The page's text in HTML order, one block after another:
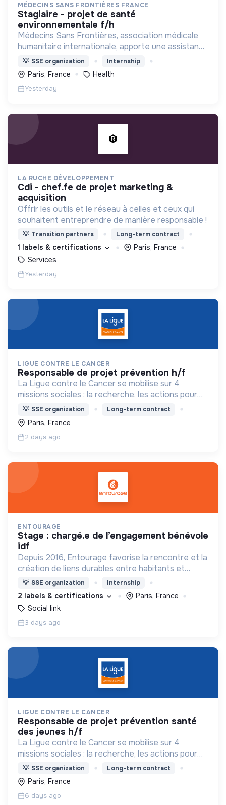
MÉDECINS SANS FRONTIÈRES FRANCE
stagiaire - projet de santé
environnementale f/h
Médecins Sans Frontières, association médicale
humanitaire internationale, apporte une assistance
médicale à des populations dont la vie est
menacée.
💡 SSE organization Internship
Paris, France Health
Yesterday
LA RUCHE DÉVELOPPEMENT
cdi - chef.fe de projet marketing &
acquisition
Offrir les outils et le réseau à celles et ceux qui
souhaitent entreprendre de manière responsable !
💡 Transition partners Long-term contract
1 labels & certifications
Paris, France
Services
Yesterday
LIGUE CONTRE LE CANCER
responsable de projet prévention h/f
La Ligue contre le Cancer se mobilise sur 4
missions sociales : la recherche, les actions pour
les personnes malades, la prévention & promotion
du dépistage et l'étude & observatoire.
💡 SSE organization Long-term contract
Paris, France
2 days ago
ENTOURAGE
stage : chargé.e de l’engagement bénévole
idf
Depuis 2016, Entourage favorise la rencontre et la
création de liens durables entre habitants et
personnes en précarité.
💡 SSE organization Internship
2 labels & certifications
Paris, France
Social link
3 days ago
LIGUE CONTRE LE CANCER
responsable de projet prévention santé
des jeunes h/f
La Ligue contre le Cancer se mobilise sur 4
missions sociales : la recherche, les actions pour
les personnes malades, la prévention & promotion
du dépistage et l'étude & observatoire.
💡 SSE organization Long-term contract
Paris, France
6 days ago